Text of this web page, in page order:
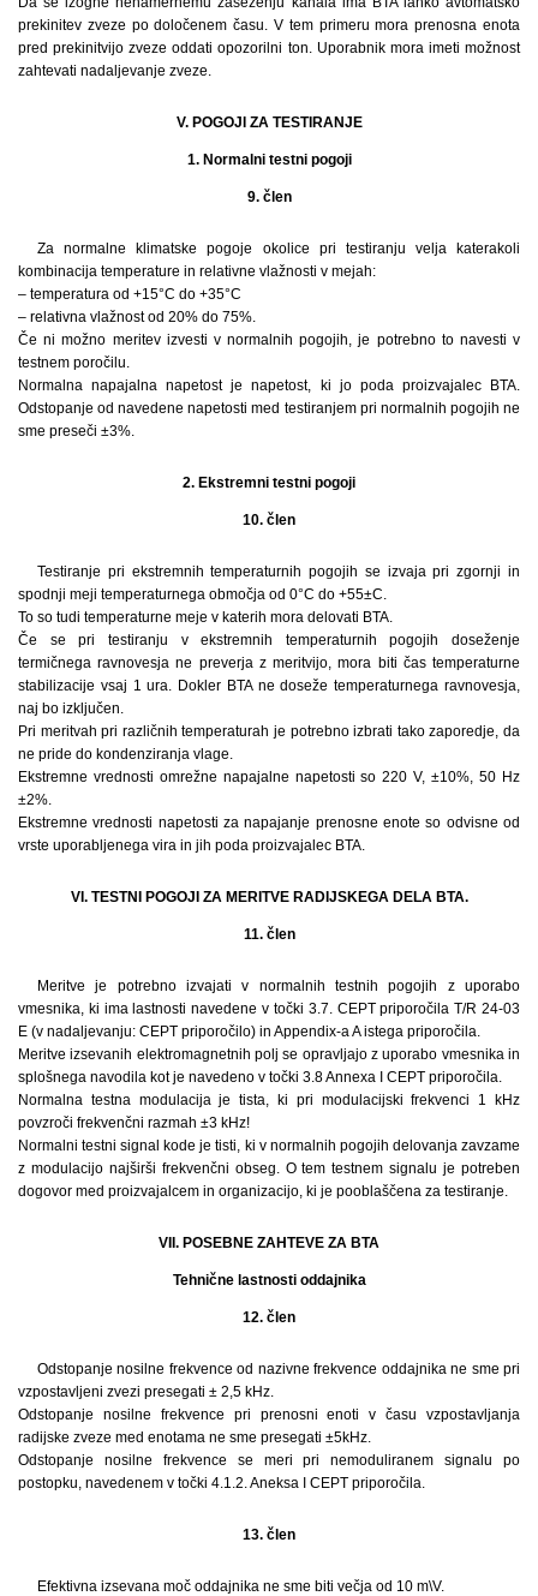
prekinitev zveze po določenem času. V tem primeru mora prenosna enota
pred prekinitvijo zveze oddati opozorilni ton. Uporabnik mora imeti možnost
zahtevati nadaljevanje zveze.
V. POGOJI ZA TESTIRANJE
1. Normalni testni pogoji
9. člen
Za normalne klimatske pogoje okolice pri testiranju velja katerakoli
kombinacija temperature in relativne vlažnosti v mejah:
– temperatura od +15°C do +35°C
– relativna vlažnost od 20% do 75%.
Če ni možno meritev izvesti v normalnih pogojih, je potrebno to navesti v
testnem poročilu.
Normalna napajalna napetost je napetost, ki jo poda proizvajalec BTA.
Odstopanje od navedene napetosti med testiranjem pri normalnih pogojih ne
sme preseči ±3%.
2. Ekstremni testni pogoji
10. člen
Testiranje pri ekstremnih temperaturnih pogojih se izvaja pri zgornji in
spodnji meji temperaturnega območja od 0°C do +55±C.
To so tudi temperaturne meje v katerih mora delovati BTA.
Če se pri testiranju v ekstremnih temperaturnih pogojih doseženje
termičnega ravnovesja ne preverja z meritvijo, mora biti čas temperaturne
stabilizacije vsaj 1 ura. Dokler BTA ne doseže temperaturnega ravnovesja,
naj bo izključen.
Pri meritvah pri različnih temperaturah je potrebno izbrati tako zaporedje, da
ne pride do kondenziranja vlage.
Ekstremne vrednosti omrežne napajalne napetosti so 220 V, ±10%, 50 Hz
±2%.
Ekstremne vrednosti napetosti za napajanje prenosne enote so odvisne od
vrste uporabljenega vira in jih poda proizvajalec BTA.
VI. TESTNI POGOJI ZA MERITVE RADIJSKEGA DELA BTA.
11. člen
Meritve je potrebno izvajati v normalnih testnih pogojih z uporabo
vmesnika, ki ima lastnosti navedene v točki 3.7. CEPT priporočila T/R 24-03
E (v nadaljevanju: CEPT priporočilo) in Appendix-a A istega priporočila.
Meritve izsevanih elektromagnetnih polj se opravljajo z uporabo vmesnika in
splošnega navodila kot je navedeno v točki 3.8 Annexa I CEPT priporočila.
Normalna testna modulacija je tista, ki pri modulacijski frekvenci 1 kHz
povzroči frekvenčni razmah ±3 kHz!
Normalni testni signal kode je tisti, ki v normalnih pogojih delovanja zavzame
z modulacijo najširši frekvenčni obseg. O tem testnem signalu je potreben
dogovor med proizvajalcem in organizacijo, ki je pooblaščena za testiranje.
VII. POSEBNE ZAHTEVE ZA BTA
Tehnične lastnosti oddajnika
12. člen
Odstopanje nosilne frekvence od nazivne frekvence oddajnika ne sme pri
vzpostavljeni zvezi presegati ± 2,5 kHz.
Odstopanje nosilne frekvence pri prenosni enoti v času vzpostavljanja
radijske zveze med enotama ne sme presegati ±5kHz.
Odstopanje nosilne frekvence se meri pri nemoduliranem signalu po
postopku, navedenem v točki 4.1.2. Aneksa I CEPT priporočila.
13. člen
Efektivna izsevana moč oddajnika ne sme biti večja od 10 m\V.